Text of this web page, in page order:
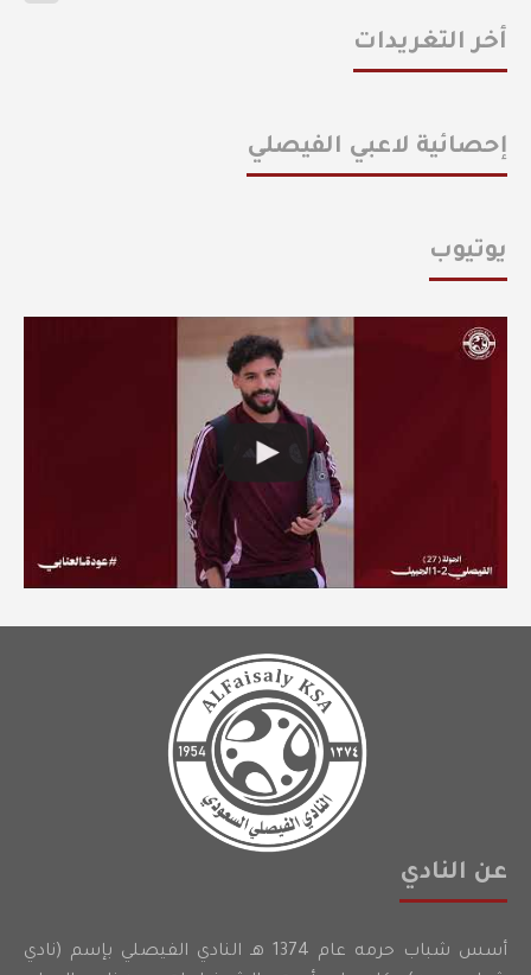
أخر التغريدات
إحصائية لاعبي الفيصلي
يوتيوب
عن النادي
أسس شباب حرمه عام 1374 هـ النادي الفيصلي بإسم (نادي